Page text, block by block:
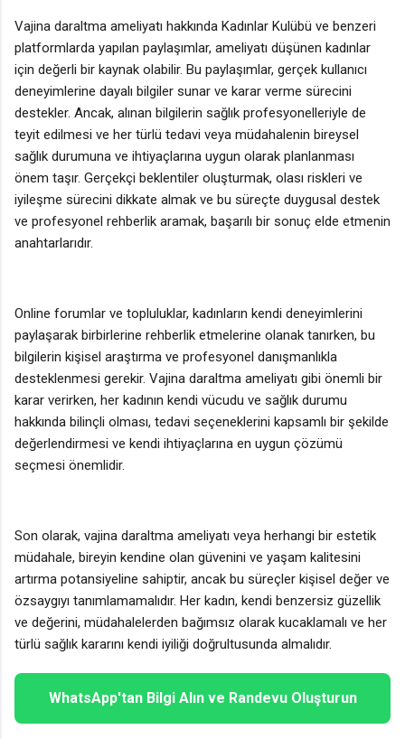
Vajina daraltma ameliyatı hakkında Kadınlar Kulübü ve benzeri
platformlarda yapılan paylaşımlar, ameliyatı düşünen kadınlar
için değerli bir kaynak olabilir. Bu paylaşımlar, gerçek kullanıcı
deneyimlerine dayalı bilgiler sunar ve karar verme sürecini
destekler. Ancak, alınan bilgilerin sağlık profesyonelleriyle de
teyit edilmesi ve her türlü tedavi veya müdahalenin bireysel
sağlık durumuna ve ihtiyaçlarına uygun olarak planlanması
önem taşır. Gerçekçi beklentiler oluşturmak, olası riskleri ve
iyileşme sürecini dikkate almak ve bu süreçte duygusal destek
ve profesyonel rehberlik aramak, başarılı bir sonuç elde etmenin
anahtarlarıdır.
Online forumlar ve topluluklar, kadınların kendi deneyimlerini
paylaşarak birbirlerine rehberlik etmelerine olanak tanırken, bu
bilgilerin kişisel araştırma ve profesyonel danışmanlıkla
desteklenmesi gerekir. Vajina daraltma ameliyatı gibi önemli bir
karar verirken, her kadının kendi vücudu ve sağlık durumu
hakkında bilinçli olması, tedavi seçeneklerini kapsamlı bir şekilde
değerlendirmesi ve kendi ihtiyaçlarına en uygun çözümü
seçmesi önemlidir.
Son olarak, vajina daraltma ameliyatı veya herhangi bir estetik
müdahale, bireyin kendine olan güvenini ve yaşam kalitesini
artırma potansiyeline sahiptir, ancak bu süreçler kişisel değer ve
özsaygıyı tanımlamamalıdır. Her kadın, kendi benzersiz güzellik
ve değerini, müdahalelerden bağımsız olarak kucaklamalı ve her
türlü sağlık kararını kendi iyiliği doğrultusunda almalıdır.
WhatsApp'tan Bilgi Alın ve Randevu Oluşturun